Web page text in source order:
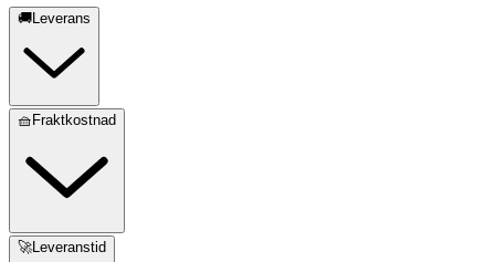
🚚Leverans
🧺Fraktkostnad
🚀Leveranstid